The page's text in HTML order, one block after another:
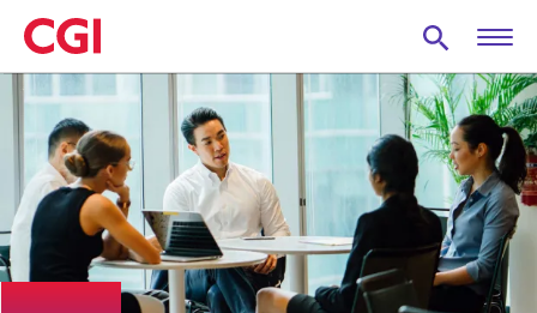
Skip
to
main
content